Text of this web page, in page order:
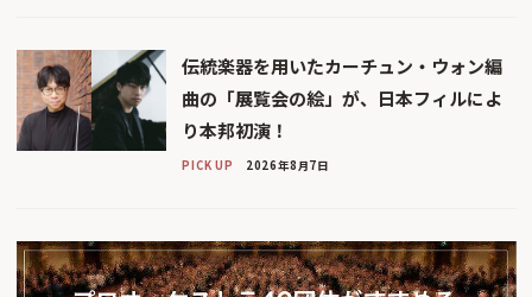
伝統楽器を用いたカーチュン・ウォン編
曲の「展覧会の絵」が、日本フィルによ
り本邦初演！
PICK UP 2026年8月7日